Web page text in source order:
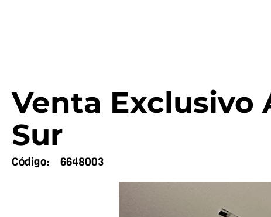
Venta Exclusivo
Sur
Código: 6648003